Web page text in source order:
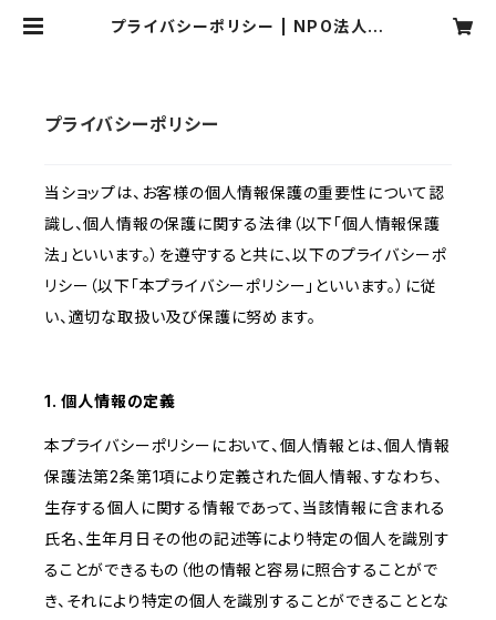
プライバシーポリシー | NPO法人
プライバシーポリシー
当ショップは、お客様の個人情報保護の重要性について認
識し、個人情報の保護に関する法律（以下「個人情報保護
法」といいます。）を遵守すると共に、以下のプライバシーポ
リシー（以下「本プライバシーポリシー」といいます。）に従
い、適切な取扱い及び保護に努めます。
1. 個人情報の定義
本プライバシーポリシーにおいて、個人情報とは、個人情報
保護法第2条第1項により定義された個人情報、すなわち、
生存する個人に関する情報であって、当該情報に含まれる
氏名、生年月日その他の記述等により特定の個人を識別す
ることができるもの（他の情報と容易に照合することがで
き、それにより特定の個人を識別することができることとな